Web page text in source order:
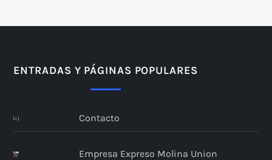
ENTRADAS Y PÁGINAS POPULARES
Contacto
Empresa Expreso Molina Union